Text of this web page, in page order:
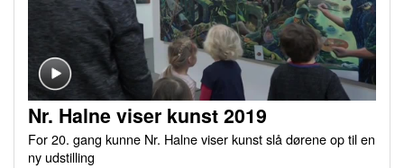
Nr. Halne viser kunst 2019
For 20. gang kunne Nr. Halne viser kunst slå dørene op til en
ny udstilling